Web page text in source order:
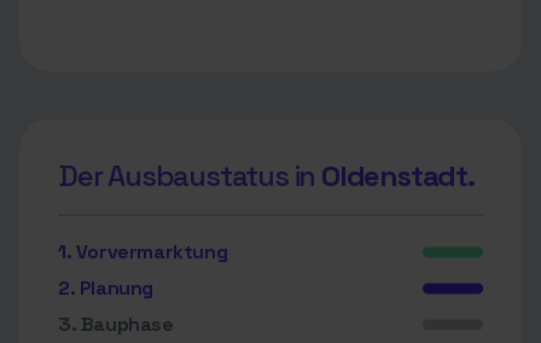
Der Ausbaustatus in Oldenstadt.
1. Vorvermarktung
2. Planung
3. Bauphase